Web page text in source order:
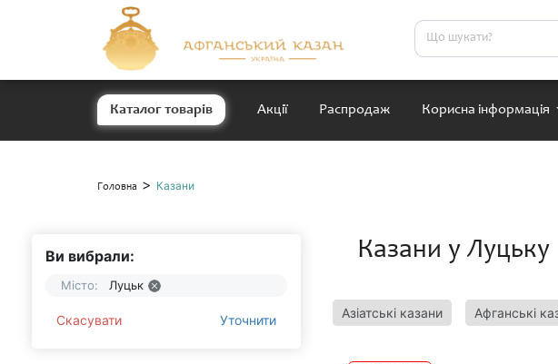
Каталог товарів Акції Распродаж Корисна інформація
Головна > Казани
Ви вибрали:
Місто: Луцьк
Скасувати Уточнити
Казани у Луцьку
Азіатські казани Афганські